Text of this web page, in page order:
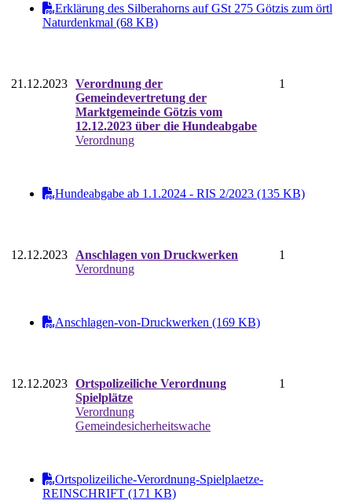
Erklärung des Silberahorns auf GSt 275 Götzis zum örtl
Naturdenkmal (68 KB)
21.12.2023 Verordnung der
Gemeindevertretung der
Marktgemeinde Götzis vom
12.12.2023 über die Hundeabgabe
Verordnung
1
Hundeabgabe ab 1.1.2024 - RIS 2/2023 (135 KB)
12.12.2023
Anschlagen von Druckwerken
Verordnung
1
Anschlagen-von-Druckwerken (169 KB)
12.12.2023 Ortspolizeiliche Verordnung
Spielplätze
Verordnung
Gemeindesicherheitswache
1
Ortspolizeiliche-Verordnung-Spielplaetze-
REINSCHRIFT (171 KB)